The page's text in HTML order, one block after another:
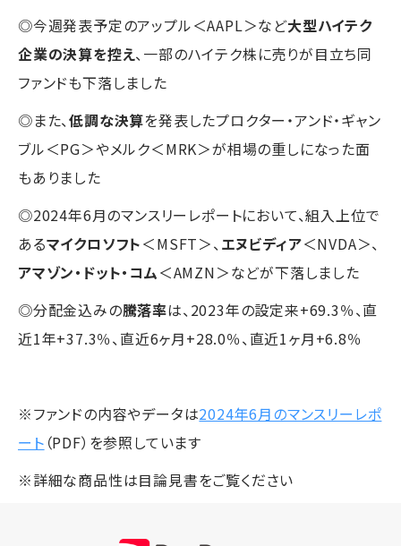
◎今週発表予定のアップル＜AAPL＞など大型ハイテク
企業の決算を控え、一部のハイテク株に売りが目立ち同
ファンドも下落しました
◎また、低調な決算を発表したプロクター・アンド・ギャン
ブル＜PG＞やメルク＜MRK＞が相場の重しになった面
もありました
◎2024年6月のマンスリーレポートにおいて、組入上位で
あるマイクロソフト＜MSFT＞、エヌビディア＜NVDA＞、
アマゾン・ドット・コム＜AMZN＞などが下落しました
◎分配金込みの騰落率は、2023年の設定来+69.3％、直
近1年+37.3％、直近6ヶ月+28.0％、直近1ヶ月+6.8％
※ファンドの内容やデータは2024年6月のマンスリーレポ
ート （PDF）を参照しています
※詳細な商品性は目論見書をご覧ください